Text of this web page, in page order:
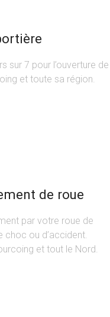
sur 7 pour l’ouverture de
et toute sa région.
de roue
par votre roue de
choc ou d’accident.
et tout le Nord.